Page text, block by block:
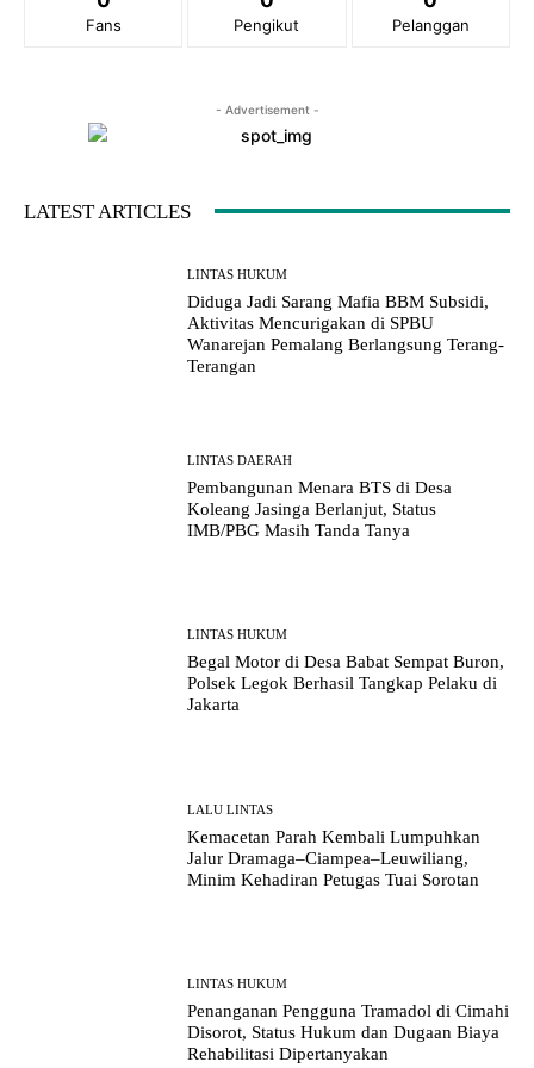
Fans Pengikut Pelanggan
- Advertisement -
LATEST ARTICLES
LINTAS HUKUM
Diduga Jadi Sarang Mafia BBM Subsidi,
Aktivitas Mencurigakan di SPBU
Wanarejan Pemalang Berlangsung Terang-
Terangan
LINTAS DAERAH
Pembangunan Menara BTS di Desa
Koleang Jasinga Berlanjut, Status
IMB/PBG Masih Tanda Tanya
LINTAS HUKUM
Begal Motor di Desa Babat Sempat Buron,
Polsek Legok Berhasil Tangkap Pelaku di
Jakarta
LALU LINTAS
Kemacetan Parah Kembali Lumpuhkan
Jalur Dramaga–Ciampea–Leuwiliang,
Minim Kehadiran Petugas Tuai Sorotan
LINTAS HUKUM
Penanganan Pengguna Tramadol di Cimahi
Disorot, Status Hukum dan Dugaan Biaya
Rehabilitasi Dipertanyakan